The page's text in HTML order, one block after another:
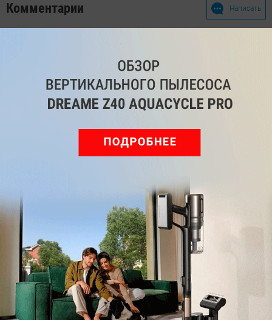
Комментарии Написать
Мы знаем, вам есть что сказать!
Войдитеили Зарегистрируйтесь, чтобы
оставить комментарий